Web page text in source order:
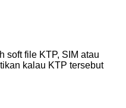
soft file KTP, SIM atau
kalau KTP tersebut